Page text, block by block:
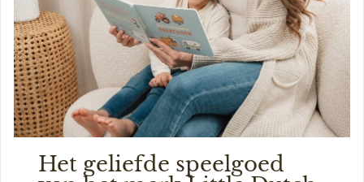
Het geliefde speelgoed